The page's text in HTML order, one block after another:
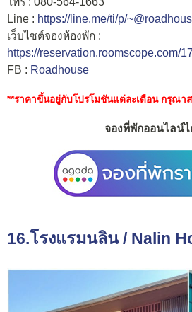
Line : https://line.me/ti/p/
เว็บไซต์จองห้องพัก :
https://reservation.roomscope.com/
FB : Roadhouse
**ราคาขึ้นอยู่กับโปรโมชันแต่ละเดือน กรุณา
จองที่พักออนไลน์
16.โรงแรมนลิน / Nalin